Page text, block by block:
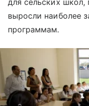
выросли наиболее
программам.